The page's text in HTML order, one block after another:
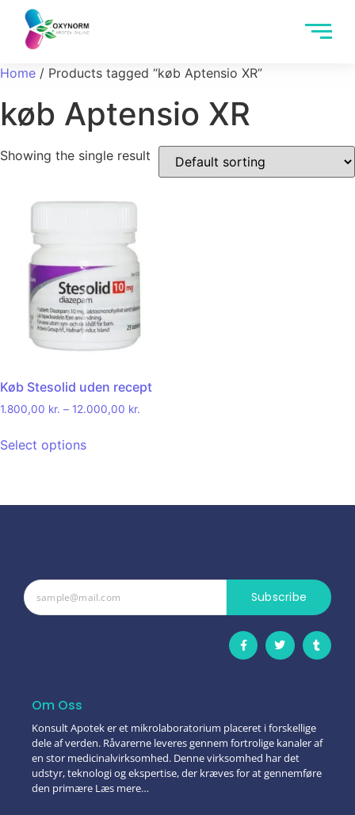
Home / Products tagged “køb Aptensio XR”
køb Aptensio XR
Showing the single result
Køb Stesolid uden recept
1.800,00 kr. – 12.000,00 kr.
Select options
Subscribe
Om Oss
Konsult Apotek er et mikrolaboratorium placeret i forskellige
dele af verden. Råvarerne leveres gennem fortrolige kanaler af
en stor medicinalvirksomhed. Denne virksomhed har det
udstyr, teknologi og ekspertise, der kræves for at gennemføre
den primære Læs mere…